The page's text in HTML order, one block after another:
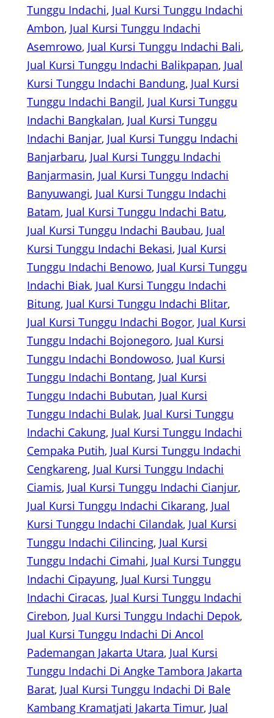
Tunggu Indachi, Jual Kursi Tunggu Indachi
Ambon, Jual Kursi Tunggu Indachi
Asemrowo, Jual Kursi Tunggu Indachi Bali
Jual Kursi Tunggu Indachi Balikpapan, Jual
Kursi Tunggu Indachi Bandung, Jual Kursi
Tunggu Indachi Bangil, Jual Kursi Tunggu
Indachi Bangkalan, Jual Kursi Tunggu
Indachi Banjar, Jual Kursi Tunggu Indachi
Banjarbaru, Jual Kursi Tunggu Indachi
Banjarmasin, Jual Kursi Tunggu Indachi
Banyuwangi, Jual Kursi Tunggu Indachi
Batam, Jual Kursi Tunggu Indachi Batu
Jual Kursi Tunggu Indachi Baubau, Jual
Kursi Tunggu Indachi Bekasi, Jual Kursi
Tunggu Indachi Benowo, Jual Kursi Tunggu
Indachi Biak, Jual Kursi Tunggu Indachi
Bitung, Jual Kursi Tunggu Indachi Blitar
Jual Kursi Tunggu Indachi Bogor, Jual Kursi
Tunggu Indachi Bojonegoro, Jual Kursi
Tunggu Indachi Bondowoso, Jual Kursi
Tunggu Indachi Bontang, Jual Kursi
Tunggu Indachi Bubutan, Jual Kursi
Tunggu Indachi Bulak, Jual Kursi Tunggu
Indachi Cakung, Jual Kursi Tunggu Indachi
Cempaka Putih, Jual Kursi Tunggu Indachi
Cengkareng, Jual Kursi Tunggu Indachi
Ciamis, Jual Kursi Tunggu Indachi Cianjur
Jual Kursi Tunggu Indachi Cikarang, Jual
Kursi Tunggu Indachi Cilandak, Jual Kursi
Tunggu Indachi Cilincing, Jual Kursi
Tunggu Indachi Cimahi, Jual Kursi Tunggu
Indachi Cipayung, Jual Kursi Tunggu
Indachi Ciracas, Jual Kursi Tunggu Indachi
Cirebon, Jual Kursi Tunggu Indachi Depok
Jual Kursi Tunggu Indachi Di Ancol
Pademangan Jakarta Utara, Jual Kursi
Tunggu Indachi Di Angke Tambora Jakarta
Barat, Jual Kursi Tunggu Indachi Di Bale
Kambang Kramatjati Jakarta Timur, Jual